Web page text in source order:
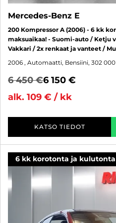
Mercedes-Benz E
200 Kompressor A (2006) - 6 kk
maksuaikaa! - Suomi-auto / Ketju
Vakkari / 2x renkaat ja vanteet /
2006 , Automaatti, Bensiini, 302
6 450 €6 150 €
alk. 109 € / kk
KATSO TIEDOT
6 kk korotonta ja kulutonta